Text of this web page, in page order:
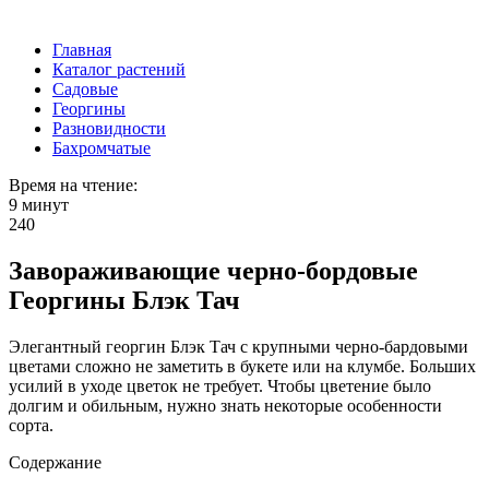
Главная
Каталог растений
Садовые
Георгины
Разновидности
Бахромчатые
Время на чтение:
9 минут
240
Завораживающие черно-бордовые
Георгины Блэк Тач
Элегантный георгин Блэк Тач с крупными черно-бардовыми
цветами сложно не заметить в букете или на клумбе. Больших
усилий в уходе цветок не требует. Чтобы цветение было
долгим и обильным, нужно знать некоторые особенности
сорта.
Содержание